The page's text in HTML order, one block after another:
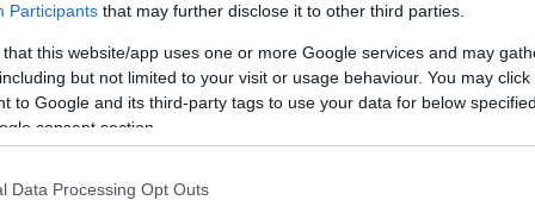
Participants that may further disclose it to other third parties.
this website/app uses one or more Google services and may
but not limited to your visit or usage behaviour. You may
to Google and its third-party tags to use your data for below
consent section.
Data Processing Opt Outs